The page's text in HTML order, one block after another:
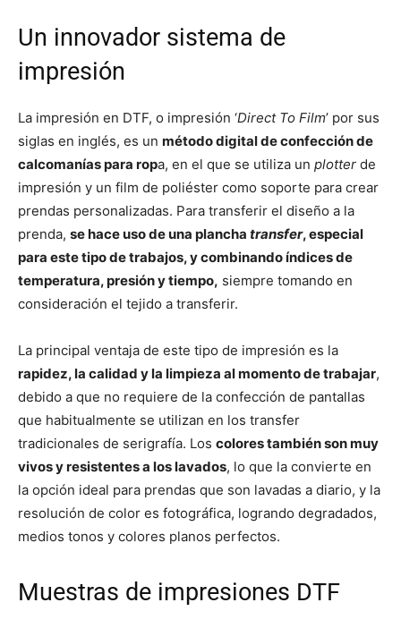
Un innovador sistema de
impresión
La impresión en DTF, o impresión ‘Direct To Film’ por sus
siglas en inglés, es un método digital de confección de
calcomanías para ropa, en el que se utiliza un plotter de
impresión y un film de poliéster como soporte para crear
prendas personalizadas. Para transferir el diseño a la
prenda, se hace uso de una plancha transfer, especial
para este tipo de trabajos, y combinando índices de
temperatura, presión y tiempo, siempre tomando en
consideración el tejido a transferir.
La principal ventaja de este tipo de impresión es la
rapidez, la calidad y la limpieza al momento de trabajar,
debido a que no requiere de la confección de pantallas
que habitualmente se utilizan en los transfer
tradicionales de serigrafía. Los colores también son muy
vivos y resistentes a los lavados, lo que la convierte en
la opción ideal para prendas que son lavadas a diario, y la
resolución de color es fotográfica, logrando degradados,
medios tonos y colores planos perfectos.
Muestras de impresiones DTF